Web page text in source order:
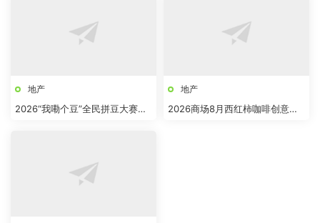
地产
2026“我嘞个豆”全民拼豆大赛主
地产
2026商场8月西红柿咖啡创意市